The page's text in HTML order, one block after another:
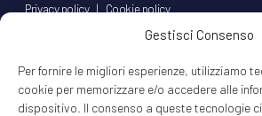
Gestisci Consenso
Per fornire le migliori esperienze, utilizziamo
cookie per memorizzare e/o accedere alle
dispositivo. Il consenso a queste tecnologie
Privacy policy| Cookie policy
l'aziendinacreativa.it